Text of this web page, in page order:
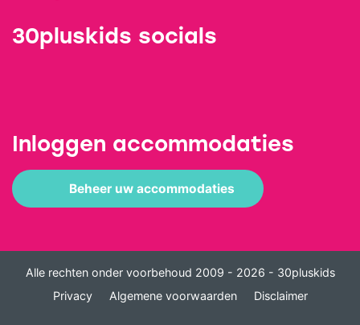
30pluskids socials
Inloggen accommodaties
Beheer uw accommodaties
Alle rechten onder voorbehoud 2009 - 2026 - 30pluskids
Privacy
Algemene voorwaarden Disclaimer